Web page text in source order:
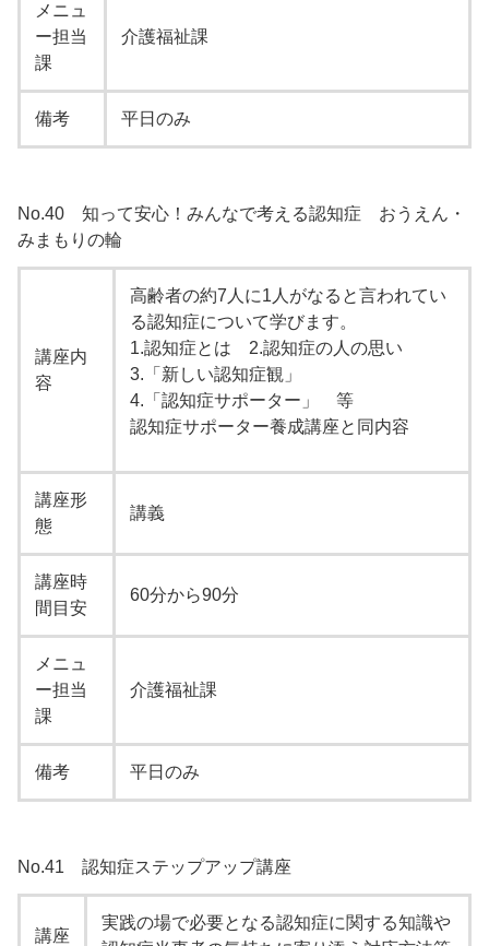
メニュ
ー担当
課
介護福祉課
備考 平日のみ
No.40 知って安心！みんなで考える認知症 おうえん・
みまもりの輪
講座内
容
高齢者の約7人に1人がなると言われてい
る認知症について学びます。
1.認知症とは 2.認知症の人の思い
3.「新しい認知症観」
4.「認知症サポーター」 等
認知症サポーター養成講座と同内容
講座形
態
講義
講座時
間目安
60分から90分
メニュ
ー担当
課
介護福祉課
備考 平日のみ
No.41 認知症ステップアップ講座
講座
実践の場で必要となる認知症に関する知識や